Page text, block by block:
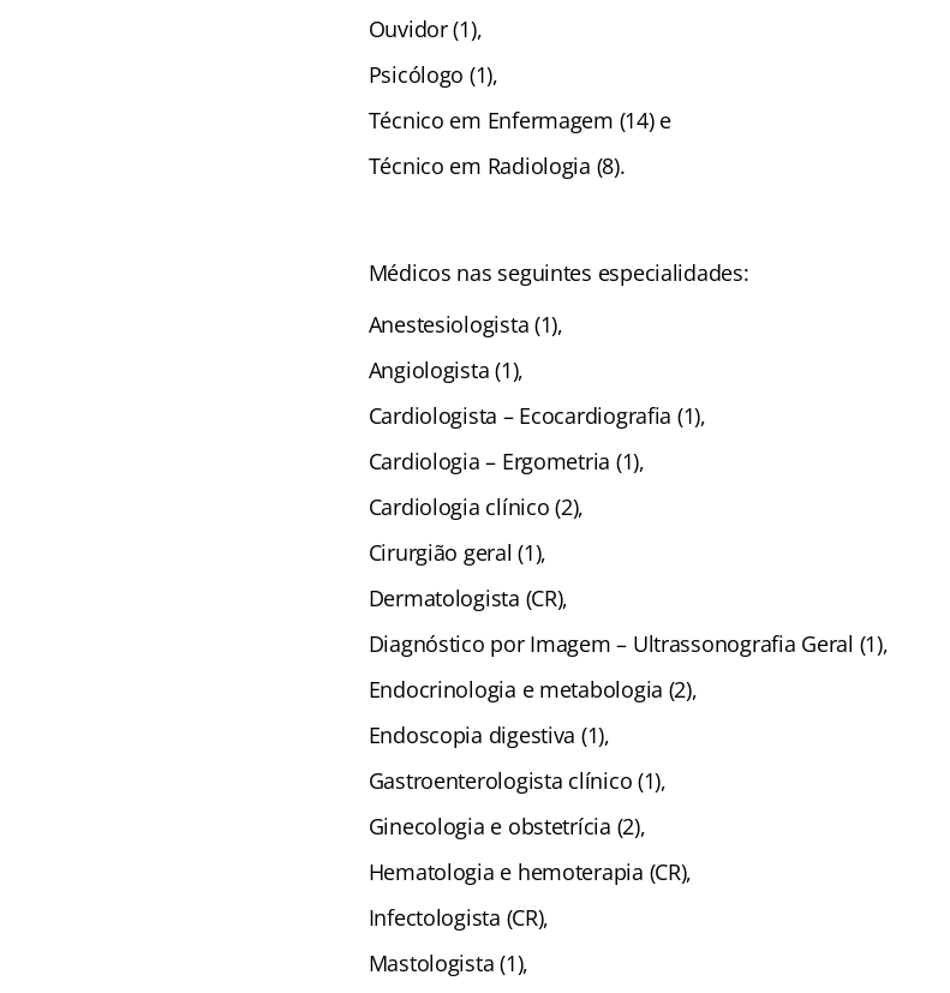
Ouvidor (1),
Psicólogo (1),
Técnico em Enfermagem (14) e
Técnico em Radiologia (8).
Médicos nas seguintes especialidades:
Anestesiologista (1),
Angiologista (1),
Cardiologista – Ecocardiografia (1),
Cardiologia – Ergometria (1),
Cardiologia clínico (2),
Cirurgião geral (1),
Dermatologista (CR),
Diagnóstico por Imagem – Ultrassonografia Geral (1),
Endocrinologia e metabologia (2),
Endoscopia digestiva (1),
Gastroenterologista clínico (1),
Ginecologia e obstetrícia (2),
Hematologia e hemoterapia (CR),
Infectologista (CR),
Mastologista (1),